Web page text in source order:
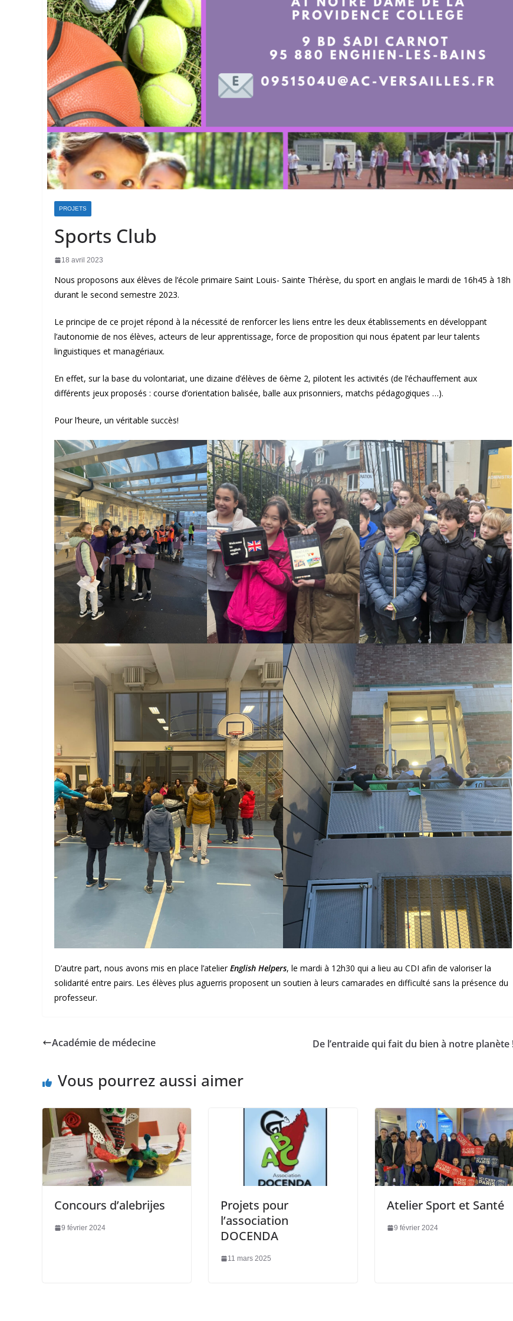
PROJETS
Sports Club
18 avril 2023
Nous proposons aux élèves de l’école primaire Saint Louis- Sainte Thérèse, du sport en anglais le mardi de 16h45 à 18h
durant le second semestre 2023.
Le principe de ce projet répond à la nécessité de renforcer les liens entre les deux établissements en développant
l’autonomie de nos élèves, acteurs de leur apprentissage, force de proposition qui nous épatent par leur talents
linguistiques et managériaux.
En effet, sur la base du volontariat, une dizaine d’élèves de 6ème 2, pilotent les activités (de l’échauffement aux
différents jeux proposés : course d’orientation balisée, balle aux prisonniers, matchs pédagogiques …).
Pour l’heure, un véritable succès!
D’autre part, nous avons mis en place l’atelierEnglish Helpers, le mardi à 12h30 qui a lieu au CDI afin de valoriser la
solidarité entre pairs. Les élèves plus aguerris proposent un soutien à leurs camarades en difficulté sans la présence du
professeur.
Académie de médecine De l’entraide qui fait du bien à notre planète
Vous pourrez aussi aimer
Concours d’alebrijes
9 février 2024
Projets pour
l’association
DOCENDA
11 mars 2025
Atelier Sport et Santé
9 février 2024